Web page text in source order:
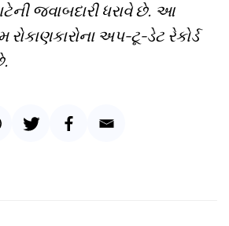
જવાબદારી ધરાવે છે. આ
અપ-ટૂ-ડેટ રેકોર્ડ